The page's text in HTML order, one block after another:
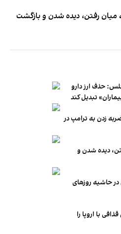
میان رفتن، دیده شدن و بازگشت
حذف ارز دارو
زدن به ترامپ در
دیده شدن و
حاشیه روزهای
با اروپا را